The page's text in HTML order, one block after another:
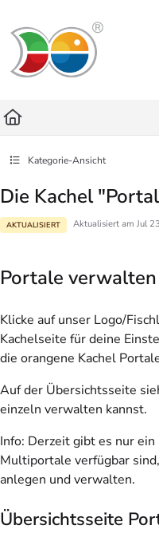
Fetch the complete documentation
Use this file to discover all available
Kategorie-Ansicht
Die Kachel
AKTUALISIERT Aktualisiert am Jul
Portale verwalten
Klicke auf unser Logo/
Kachelseite für deine
die orangene Kachel
Auf der Übersichtsseite
einzeln verwalten kannst.
Info: Derzeit gibt es nur
Multiportale verfügbar
anlegen und verwalten.
Übersichtsseite